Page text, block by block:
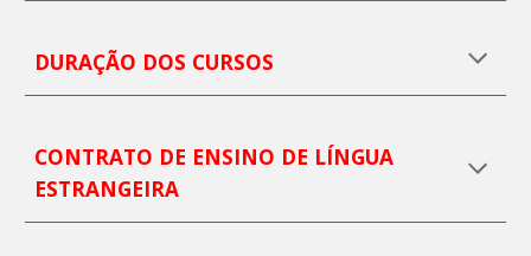
DURAÇÃO DOS CURSOS
CONTRATO DE ENSINO DE LÍNGUA
ESTRANGEIRA